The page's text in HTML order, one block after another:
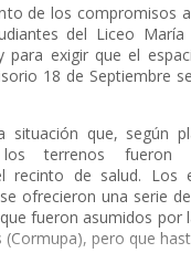
de los compromisos
del Liceo
exigir que el
18 de Septiembre
situación que, según
terrenos fueron
recinto de salud. Los
ofrecieron una serie
fueron asumidos por
pero que